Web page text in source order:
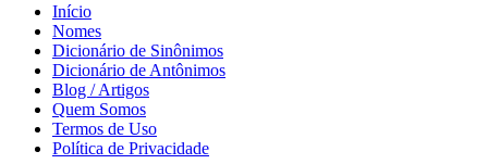
Início
Nomes
Dicionário de Sinônimos
Dicionário de Antônimos
Blog / Artigos
Quem Somos
Termos de Uso
Política de Privacidade